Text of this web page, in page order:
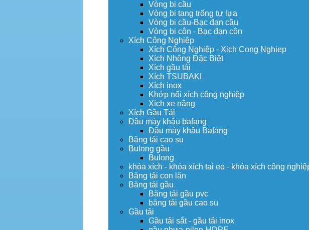
Vòng bi cầu
Vòng bi tang trống tự lựa
Vòng bi cầu-Bạc đạn cầu
Vòng bi côn - Bạc đạn côn
Xích Công Nghiệp
Xích Công Nghiệp - Xich Cong Nghiep
Xích Nhông Đặc Biệt
Xích gầu tải
Xích TSUBAKI
Xích inox
Khớp nối xích công nghiệp
Xích xe nâng
Xích Gầu Tải
Đầu máy khâu bafang
Đầu máy khâu Bafang
Băng tải cao su
Bulong gầu
Bulong
khóa xích - khóa xích tai eo - khóa xích công
Băng tải con lăn
Băng tải gầu
Băng tải gầu pvc
băng tải gầu cao su
Gầu tải
Gầu tải sắt - gầu tải inox